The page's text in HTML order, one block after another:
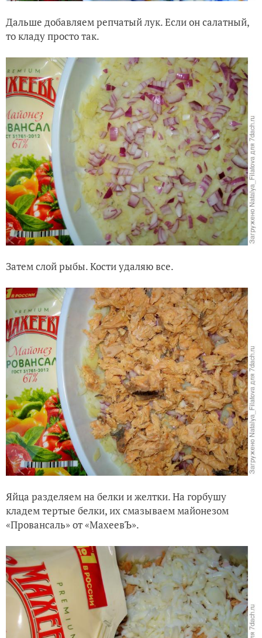
Дальше добавляем репчатый лук. Если он салатный,
то кладу просто так.
Затем слой рыбы. Кости удаляю все.
Яйца разделяем на белки и желтки. На горбушу
кладем тертые белки, их смазываем майонезом
«Провансаль» от «МахеевЪ».